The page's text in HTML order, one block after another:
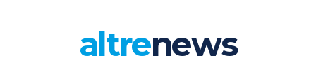
altrenews